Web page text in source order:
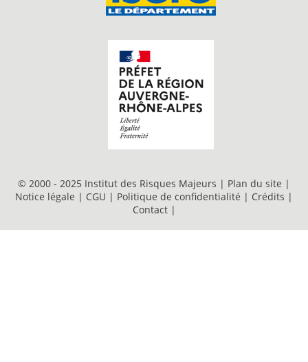
© 2000 - 2025 Institut des Risques Majeurs | Plan du site |
Notice légale | CGU | Politique de confidentialité | Crédits |
Contact |